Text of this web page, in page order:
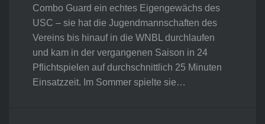
Combo Guard ein echtes Eigengewächs des
USC – sie hat die Jugendmannschaften des
Vereins bis hinauf in die WNBL durchlaufen
und kam in der vergangenen Saison in 24
Pflichtspielen auf durchschnittlich 25 Minuten
Einsatzzeit. Im Sommer spielte sie…